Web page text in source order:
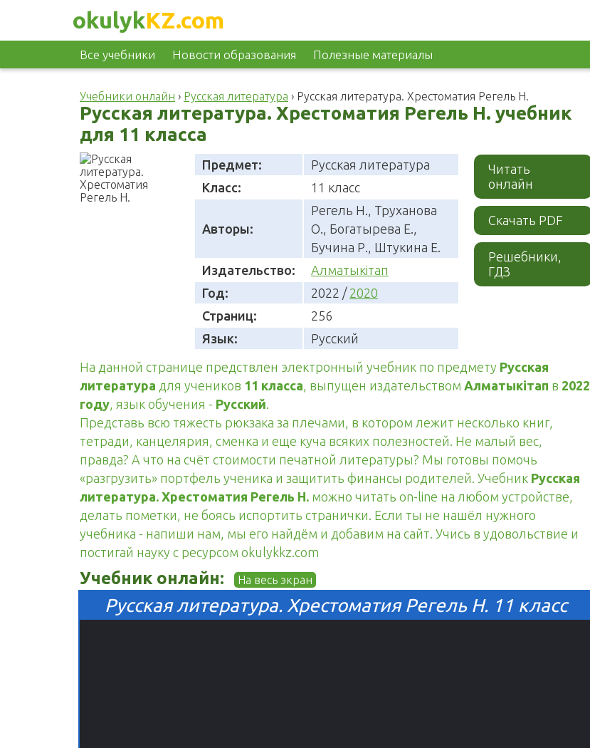
okulykKZ.com
Все учебники Новости образования Полезные материалы
Учебники онлайн › Русская литература › Русская литература. Хрестоматия Регель Н.
Русская литература. Хрестоматия Регель Н. учебник
для 11 класса
Предмет:
Русская литература
Класс:
11 класс
Авторы:
Регель Н., Труханова
О., Богатырева Е.,
Бучина Р., Штукина Е.
Издательство:
Алматыкітап
Год:
2022 / 2020
Страниц:
256
Язык:
Русский
Читать
онлайн
Скачать PDF
Решебники,
ГДЗ
На данной странице предствлен электронный учебник по предмету Русская
литература для учеников 11 класса, выпущен издательством Алматыкітап в 2022
году, язык обучения - Русский.
Представь всю тяжесть рюкзака за плечами, в котором лежит несколько книг,
тетради, канцелярия, сменка и еще куча всяких полезностей. Не малый вес,
правда? А что на счёт стоимости печатной литературы? Мы готовы помочь
«разгрузить» портфель ученика и защитить финансы родителей. Учебник Русская
литература. Хрестоматия Регель Н. можно читать on-line на любом устройстве,
делать пометки, не боясь испортить странички. Если ты не нашёл нужного
учебника - напиши нам, мы его найдём и добавим на сайт. Учись в удовольствие и
постигай науку с ресурсом okulykkz.com
Учебник онлайн: На весь экран
Русская литература. Хрестоматия Регель Н. 11 класс